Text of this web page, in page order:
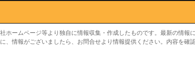
ホームページ等より独自に情報収集・作成したものです。最新の情報
、情報がございましたら、お問合せより情報提供ください。内容を確